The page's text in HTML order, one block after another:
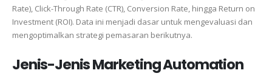
Rate), Click-Through Rate (CTR), Conversion Rate, hingga Return on
Investment (ROI). Data ini menjadi dasar untuk mengevaluasi dan
mengoptimalkan strategi pemasaran berikutnya.
Jenis-Jenis Marketing Automation